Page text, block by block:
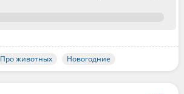
Про животных Новогодние